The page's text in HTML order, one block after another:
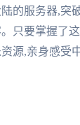
的服务器,突
只要掌握了
源,亲身感受